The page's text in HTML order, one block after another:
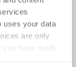
uses your data
are only
you have made